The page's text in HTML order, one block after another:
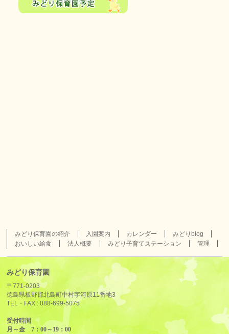
みどり保育園の紹介 入園案内 カレンダー
みどりblog
おいしい給食
法人概要 みどり子育てステーション 管理
みどり保育園
〒771-0203
徳島県板野郡北島町中村字河原11番地3
TEL・FAX :088-699-5075
受付時間
月～金 7：00～19：00